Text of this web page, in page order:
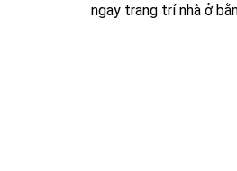
ngay trang trí nhà ở